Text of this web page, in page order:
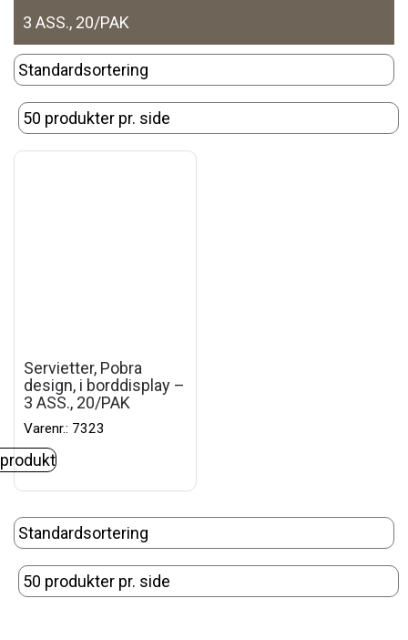
3 ASS., 20/PAK
Servietter, Pobra
design, i borddisplay –
3 ASS., 20/PAK
Varenr.: 7323